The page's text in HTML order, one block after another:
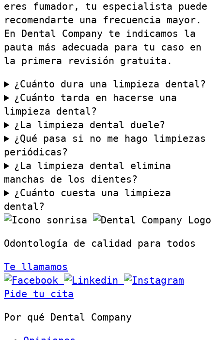
eres fumador, tu especialista puede
recomendarte una frecuencia mayor.
En Dental Company te indicamos la
pauta más adecuada para tu caso en
la primera revisión gratuita.
¿Cuánto dura una limpieza dental?
¿Cuánto tarda en hacerse una
limpieza dental?
¿La limpieza dental duele?
¿Qué pasa si no me hago limpiezas
periódicas?
¿La limpieza dental elimina
manchas de los dientes?
¿Cuánto cuesta una limpieza
dental?
Odontología de calidad para todos
Te llamamos
Pide tu cita
Por qué Dental Company